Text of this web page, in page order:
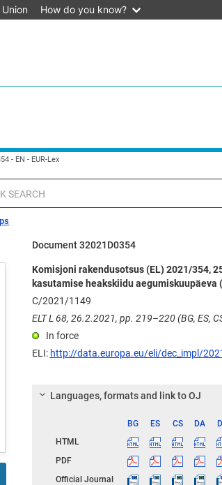
How do you know?
- EN - EUR-Lex
Document 32021D0354
Komisjoni rakendusotsus (EL) 2021/354,
kasutamise heakskiidu aegumiskuupäeva
C/2021/1149
ELT L 68, 26.2.2021, pp. 219–220 (BG, ES, CS,
In force
ELI: http://data.europa.eu/eli/dec_impl/
Languages, formats and link to OJ
BG ES CS DA
HTML
PDF
Official Journal